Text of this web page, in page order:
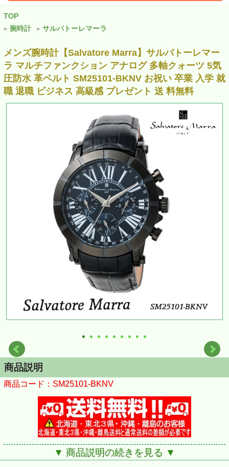
TOP
> 腕時計 > サルバトーレマーラ
メンズ腕時計【Salvatore Marra】サルバトーレマー
ラ マルチファンクション アナログ 多軸クォーツ 5気
圧防水 革ベルト SM25101-BKNV お祝い 卒業 入学 就
職 退職 ビジネス 高級感 プレゼント 送 料無料
商品説明
商品コード：SM25101-BKNV
▼ 商品説明の続きを見る ▼